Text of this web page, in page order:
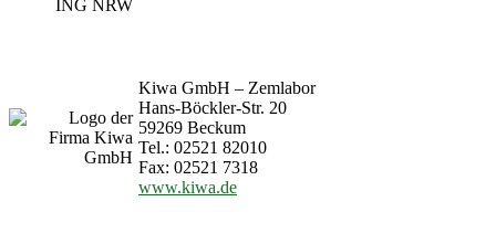
Kiwa GmbH – Zemlabor
Hans-Böckler-Str. 20
59269 Beckum
Tel.: 02521 82010
Fax: 02521 7318
www.kiwa.de